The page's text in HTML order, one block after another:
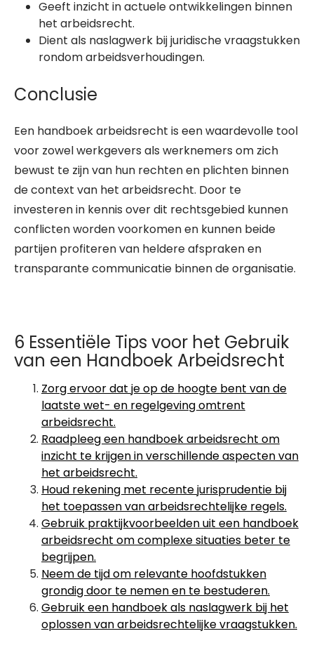
Geeft inzicht in actuele ontwikkelingen binnen
het arbeidsrecht.
Dient als naslagwerk bij juridische vraagstukken
rondom arbeidsverhoudingen.
Conclusie
Een handboek arbeidsrecht is een waardevolle tool
voor zowel werkgevers als werknemers om zich
bewust te zijn van hun rechten en plichten binnen
de context van het arbeidsrecht. Door te
investeren in kennis over dit rechtsgebied kunnen
conflicten worden voorkomen en kunnen beide
partijen profiteren van heldere afspraken en
transparante communicatie binnen de organisatie.
6 Essentiële Tips voor het Gebruik
van een Handboek Arbeidsrecht
Zorg ervoor dat je op de hoogte bent van de
laatste wet- en regelgeving omtrent
arbeidsrecht.
Raadpleeg een handboek arbeidsrecht om
inzicht te krijgen in verschillende aspecten van
het arbeidsrecht.
Houd rekening met recente jurisprudentie bij
het toepassen van arbeidsrechtelijke regels.
Gebruik praktijkvoorbeelden uit een handboek
arbeidsrecht om complexe situaties beter te
begrijpen.
Neem de tijd om relevante hoofdstukken
grondig door te nemen en te bestuderen.
Gebruik een handboek als naslagwerk bij het
oplossen van arbeidsrechtelijke vraagstukken.